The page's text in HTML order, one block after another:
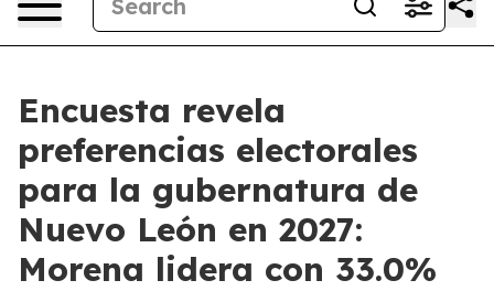
Encuesta revela
preferencias electorales
para la gubernatura de
Nuevo León en 2027:
Morena lidera con 33.0%